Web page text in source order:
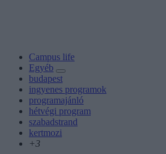
Campus life
Egyéb
budapest
ingyenes programok
programajánló
hétvégi program
szabadstrand
kertmozi
+3